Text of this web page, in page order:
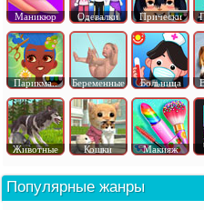
Маникюр Одевалки Прически
Парикма.. Беременные Больница
Животные Кошки Макияж
Популярные жанры